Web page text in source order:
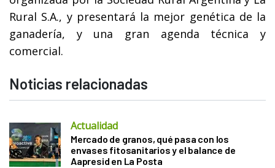
Rural S.A., y presentará la mejor genética de la
ganadería, y una gran agenda técnica y
comercial.
Noticias relacionadas
Actualidad
Mercado de granos, qué pasa con los
envases fitosanitarios y el balance de
Aapresid en La Posta